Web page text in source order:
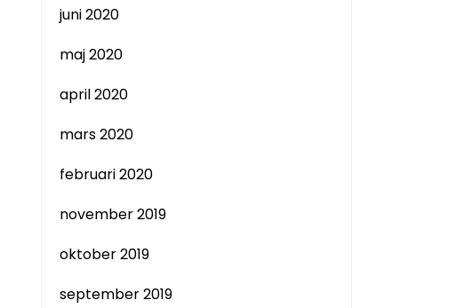
juni 2020
maj 2020
april 2020
mars 2020
februari 2020
november 2019
oktober 2019
september 2019